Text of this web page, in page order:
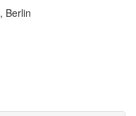
, Berlin